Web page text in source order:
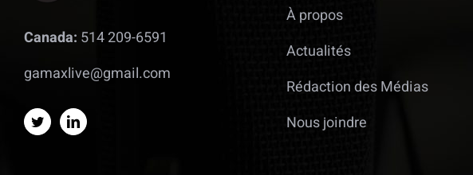
Canada: 514 209-6591
gamaxlive@gmail.com
À propos
Actualités
Rédaction des Médias
Nous joindre